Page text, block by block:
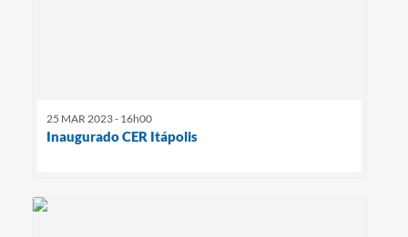
25 MAR 2023 - 16h00
Inaugurado CER Itápolis